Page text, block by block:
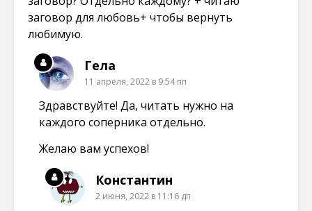
заговор для любовь+ чтобы вернуть
любимую.
Гела
11 апреля, 2022 в 9:54 пп
Здравствуйте! Да, читать нужно на
каждого соперника отдельно.
Желаю вам успехов!
Константин
2 июня, 2022 в 11:16 дп